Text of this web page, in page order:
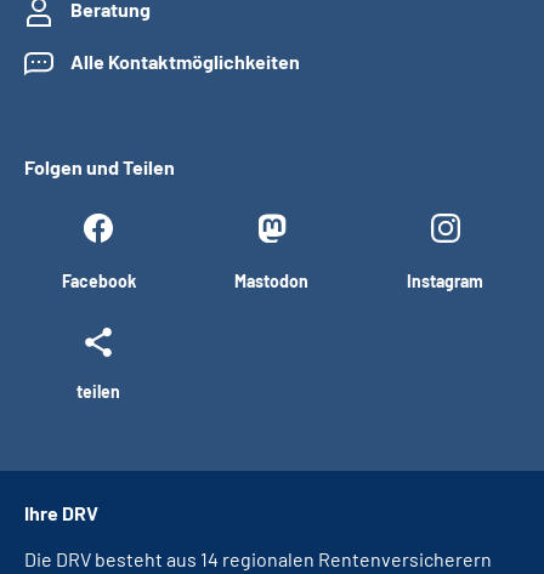
Beratung
Alle Kontaktmöglichkeiten
Folgen und Teilen
Facebook Mastodon Instagram
teilen
Ihre DRV
Die DRV besteht aus 14 regionalen Rentenversicherern